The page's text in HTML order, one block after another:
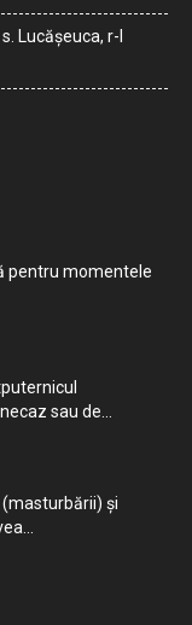
Lucășeuca, r-l
pentru momentele
sau de...
şi